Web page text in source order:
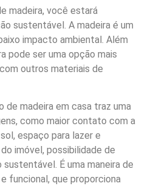
madeira, você estará
sustentável. A madeira é um
impacto ambiental. Além
pode ser uma opção mais
outros materiais de
de madeira em casa traz uma
como maior contato com a
espaço para lazer e
imóvel, possibilidade de
É uma maneira de
funcional, que proporciona